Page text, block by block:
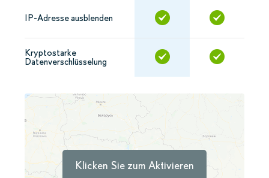
IP-Adresse ausblenden
Kryptostarke
Datenverschlüsselung
Klicken Sie zum Aktivieren